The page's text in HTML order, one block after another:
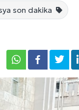
son dakika